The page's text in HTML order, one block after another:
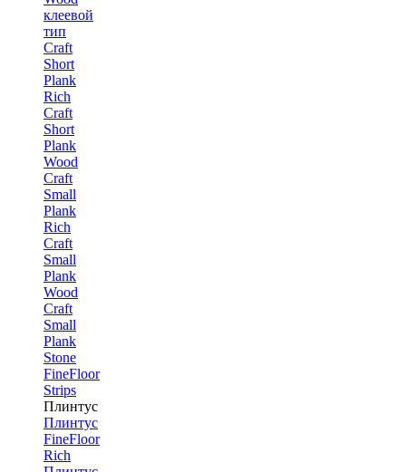
клеевой
тип
Craft
Short
Plank
Rich
Craft
Short
Plank
Wood
Craft
Small
Plank
Rich
Craft
Small
Plank
Wood
Craft
Small
Plank
Stone
FineFloor
Strips
Плинтус
Плинтус
FineFloor
Rich